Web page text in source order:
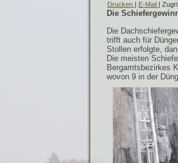
Drucken | E-Mail |
Die
Die
trifft auch für
Stollen erfolgte,
Die meisten
Bergamtsbezirkes
wovon 9 in der